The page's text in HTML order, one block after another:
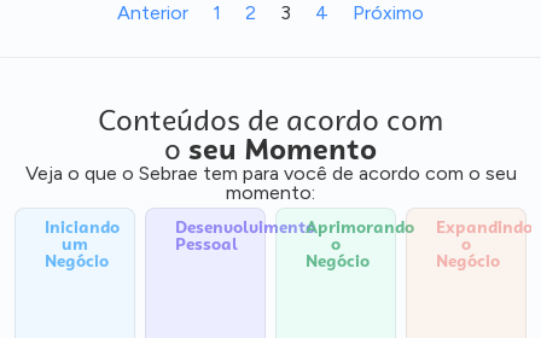
Anterior 1 2 3 4 Próximo
Conteúdos de acordo com
o seu Momento
Veja o que o Sebrae tem para você de acordo com o seu
momento:
Iniciando
um
Negócio
Desenvolvimento
Pessoal
Aprimorando
o
Negócio
Expandindo
o
Negócio